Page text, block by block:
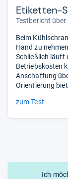
Etiketten-
Testbericht
Beim
Hand zu
Schließlich läuft
Betriebskosten
Anschaffung
Orientierung
zum Test
Ich